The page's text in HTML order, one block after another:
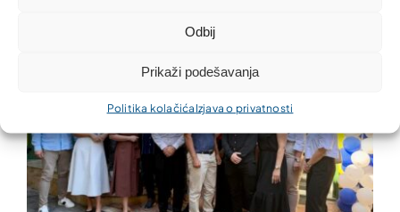
Odbij
Prikaži podešavanja
Politika kolačića Izjava o privatnosti